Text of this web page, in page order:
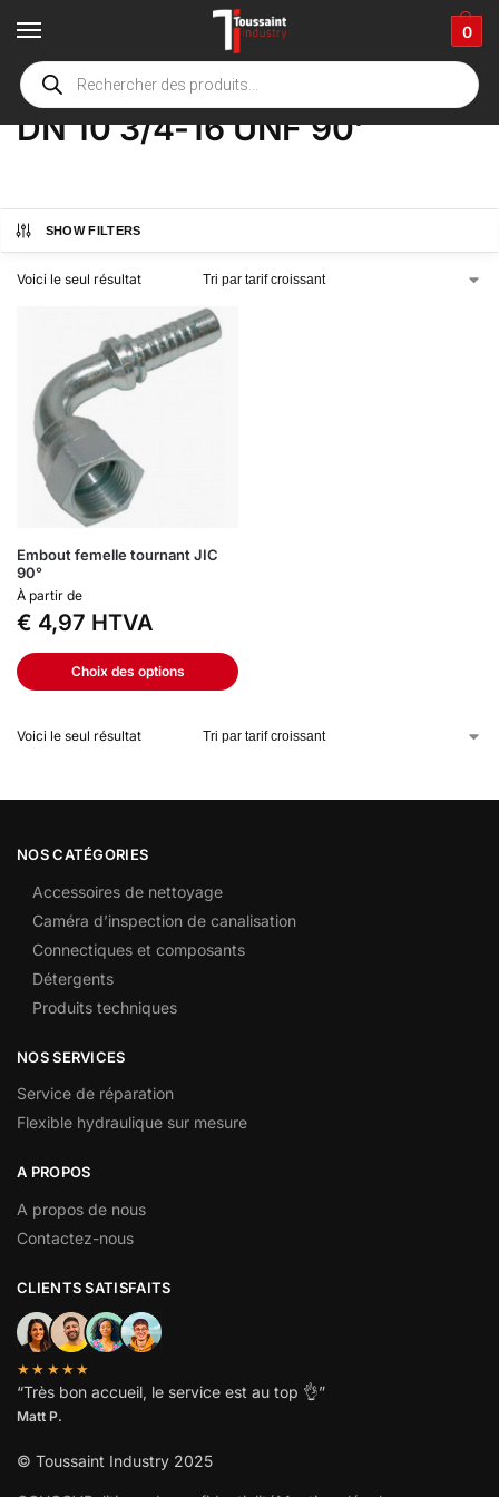
0
Accueil boutique / Product Options
DN 10 3/4-16 UNF 90'
SHOW FILTERS
Voici le seul résultat
Embout femelle tournant JIC
90°
À partir de
€ 4,97 HTVA
Choix des options
Voici le seul résultat
NOS CATÉGORIES
Accessoires de nettoyage
Caméra d’inspection de canalisation
Connectiques et composants
Détergents
Produits techniques
NOS SERVICES
Service de réparation
Flexible hydraulique sur mesure
A PROPOS
A propos de nous
Contactez-nous
CLIENTS SATISFAITS
★★★★★
“Très bon accueil, le service est au top 👌”
Matt P.
© Toussaint Industry 2025